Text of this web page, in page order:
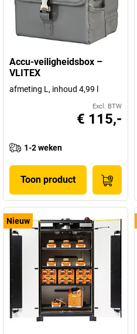
Accu-veiligheidsbox –
VLITEX
afmeting L, inhoud 4,99 l
Excl. BTW
€ 115,-
1-2 weken
Toon product
Nieuw